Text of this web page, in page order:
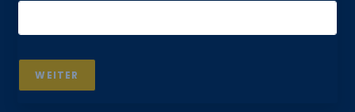
WEITER